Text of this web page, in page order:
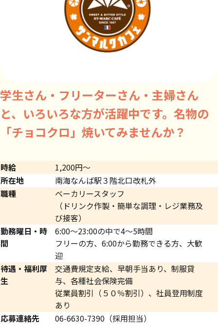
学生さん・フリーターさん・主婦さん
と、いろいろな方が活躍中です。名物の
「チョコクロ」焼いてみませんか？
時給
1,200円～
所在地
南海なんば駅３階北口改札外
職種
ベーカリースタッフ
（ドリンク作製・簡単な調理・レジ業務及
び接客）
勤務曜日・時
間
6:00～23:00の中で4～5時間
フリーの方、6:00から勤務できる方、大歓
迎
待遇・福利厚
生
交通費規定支給、早朝手当あり、制服貸
与、各種社会保険完備
従業員割引（５０％割引）、社員登用制度
あり
応募連絡先
06-6630-7390（採用担当）